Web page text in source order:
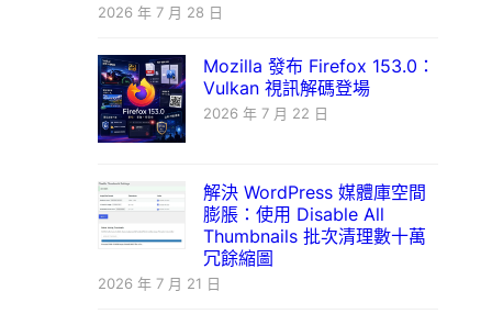
2026 年 7 月 28 日
Mozilla 發布 Firefox 153.0：
Vulkan 視訊解碼登場
2026 年 7 月 22 日
解決 WordPress 媒體庫空間
膨脹：使用 Disable All
Thumbnails 批次清理數十萬
冗餘縮圖
2026 年 7 月 21 日